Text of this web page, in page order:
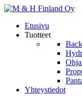
Etusivu
Tuotteet
Back
Yhteystiedot